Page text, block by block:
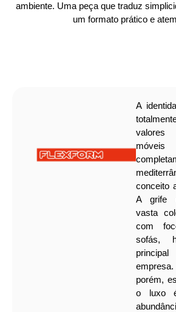
ambiente. Uma peça que traduz
um formato prático e
A
conceito
A grife
vasta
com
sofás,
empresa.
porém,
o luxo